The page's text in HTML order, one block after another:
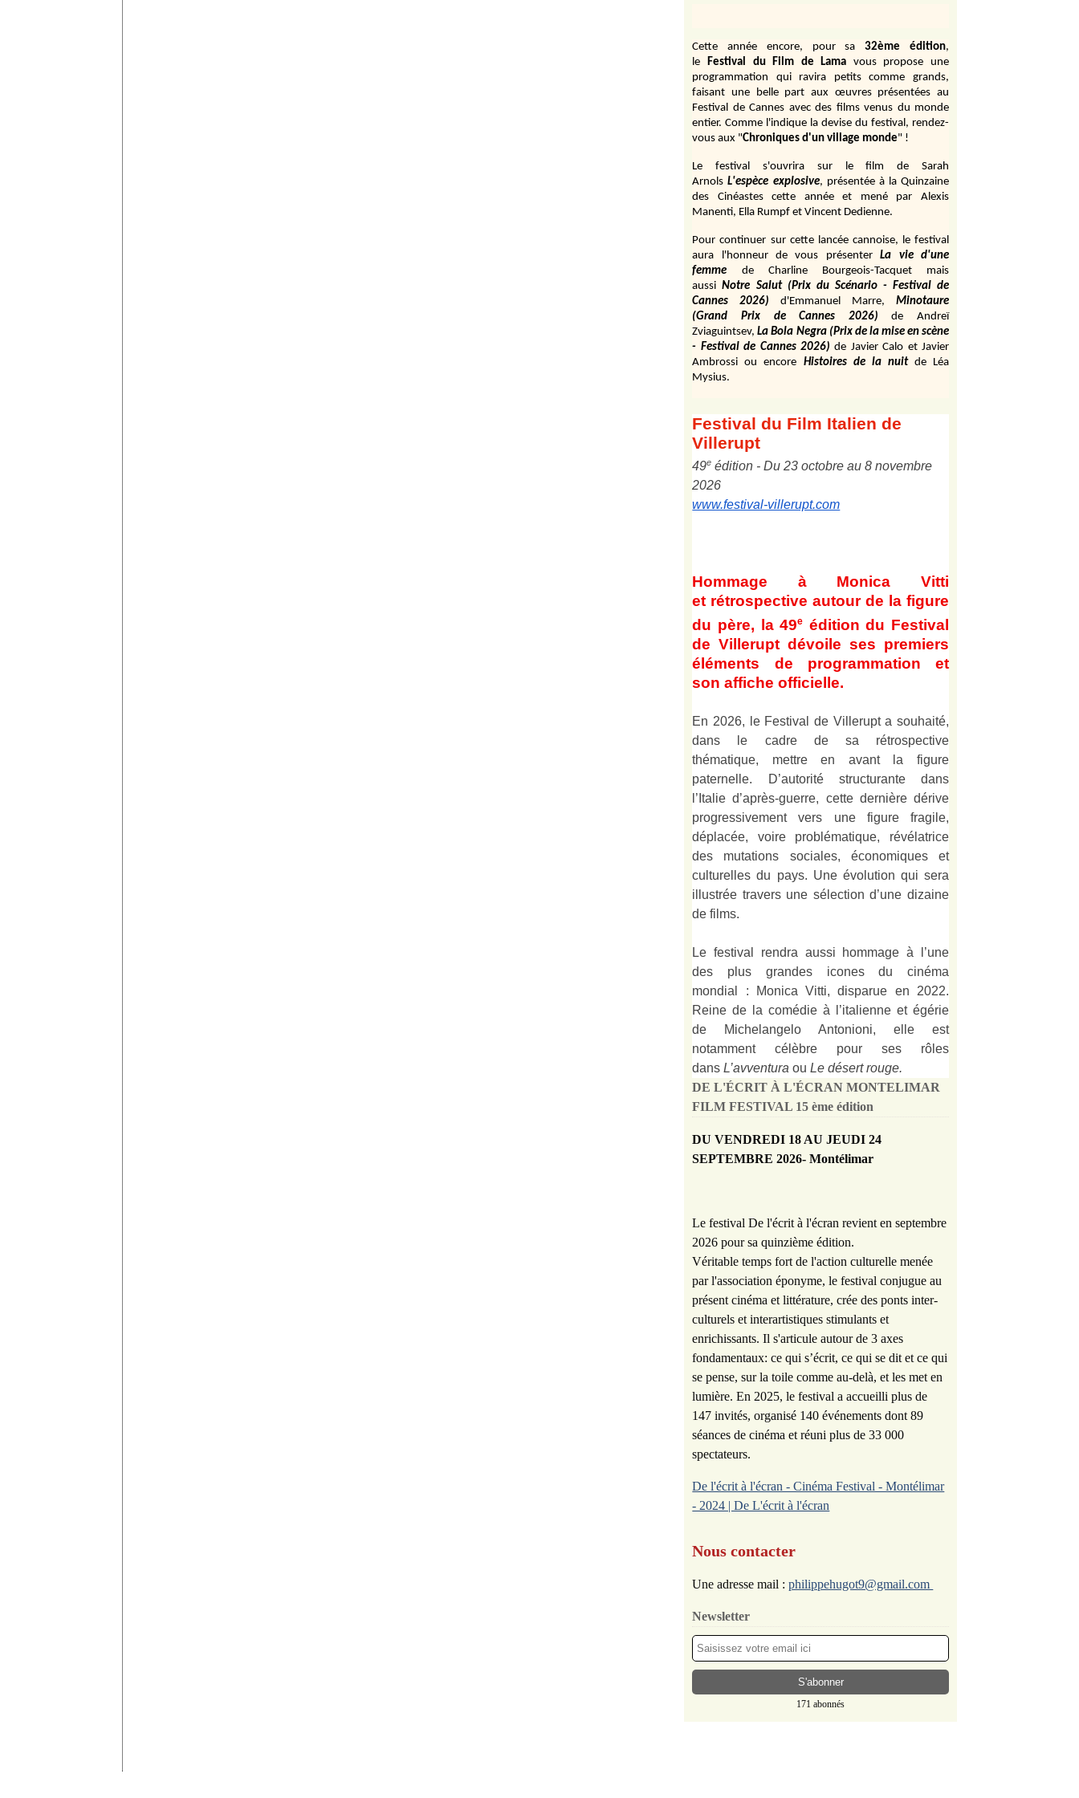
Cette année encore, pour sa 32ème édition,
le Festival du Film de Lama vous propose une
programmation qui ravira petits comme grands,
faisant une belle part aux œuvres présentées au
Festival de Cannes avec des films venus du monde
entier. Comme l'indique la devise du festival, rendez-
vous aux "Chroniques d'un village monde" !
Le festival s'ouvrira sur le film de Sarah
Arnols L'espèce explosive, présentée à la Quinzaine
des Cinéastes cette année et mené par Alexis
Manenti, Ella Rumpf et Vincent Dedienne.
Pour continuer sur cette lancée cannoise, le festival
aura l'honneur de vous présenter
La vie d'une
femme
de Charline Bourgeois-Tacquet
mais
aussi Notre Salut (Prix du Scénario - Festival de
Cannes 2026)
d'Emmanuel Marre,
Minotaure
(Grand Prix de Cannes 2026)
de Andreï
Zviaguintsev,La Bola Negra (Prix de la mise en scène
- Festival de Cannes 2026) de Javier Calo et Javier
Ambrossi ou encore Histoires de la nuit de Léa
Mysius.
Festival du Film Italien de
Villerupt
49e édition - Du 23 octobre au 8 novembre
2026
www.festival-villerupt.com
Hommage à Monica Vitti
et rétrospective autour de la figure
du père, la 49e édition du Festival
de Villerupt dévoile ses premiers
éléments de programmation et
son affiche officielle.
En 2026, le Festival de Villerupt a souhaité,
dans le cadre de sa rétrospective
thématique, mettre en avant la figure
paternelle. D’autorité structurante dans
l’Italie d’après-guerre, cette dernière dérive
progressivement vers une figure fragile,
déplacée, voire problématique, révélatrice
des mutations sociales, économiques et
culturelles du pays. Une évolution qui sera
illustrée travers une sélection d’une dizaine
de films.
Le festival rendra aussi hommage à l’une
des plus grandes icones du cinéma
mondial : Monica Vitti, disparue en 2022.
Reine de la comédie à l’italienne et égérie
de Michelangelo Antonioni, elle est
notamment célèbre pour ses rôles
dans L’avventura ou Le désert rouge.
DE L'ÉCRIT À L'ÉCRAN MONTELIMAR
FILM FESTIVAL 15 ème édition
DU VENDREDI 18 AU JEUDI 24
SEPTEMBRE 2026- Montélimar
Le festival De l'écrit à l'écran revient en septembre
2026 pour sa quinzième édition.
Véritable temps fort de l'action culturelle menée
par l'association éponyme, le festival conjugue au
présent cinéma et littérature, crée des ponts inter-
culturels et interartistiques stimulants et
enrichissants. Il s'articule autour de 3 axes
fondamentaux: ce qui s’écrit, ce qui se dit et ce qui
se pense, sur la toile comme au-delà, et les met en
lumière. En 2025, le festival a accueilli plus de
147 invités, organisé 140 événements dont 89
séances de cinéma et réuni plus de 33 000
spectateurs.
De l'écrit à l'écran - Cinéma Festival - Montélimar
- 2024 | De L'écrit à l'écran
Nous contacter
Une adresse mail :philippehugot9@gmail.com
Newsletter
171 abonnés